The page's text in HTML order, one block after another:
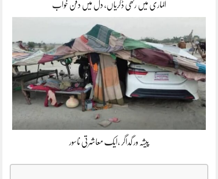
الماری میں رکھی ڈگریاں، دل میں دفن خواب
پیشہ ور گداگر ،ایک معاشرتی ناسور